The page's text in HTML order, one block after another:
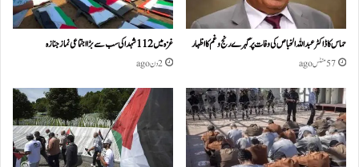
حماس کا ڈاکٹر عبداللہ الخباص کی وفات پر گہرے رنج وغم کااظہار
57 منٹس ago
غزہ میں 112 شہدا کی سب سے بڑا اجتماعی نماز جنازہ
2 دن ago